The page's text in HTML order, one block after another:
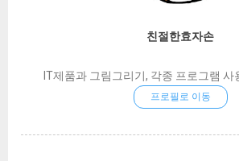
친절한효자손
IT제품과 그림그리기, 각종 프로그램 사
프로필로 이동
쪽 이미지를 한번 이미지
는 버튼이 있을겁니다. 하
이 있는데 눌러보세요. 그
이 보일겁니다. 위쪽일수
환입니다. 저는 High